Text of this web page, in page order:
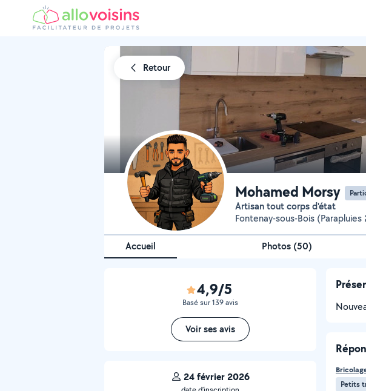
Retour
Mohamed Morsy
Artisan tout corps d'état
Fontenay-sous-Bois (Parapluies
Accueil Photos (50)
4,9/5
Basé sur 139 avis
Voir ses avis
24 février 2026
Petits